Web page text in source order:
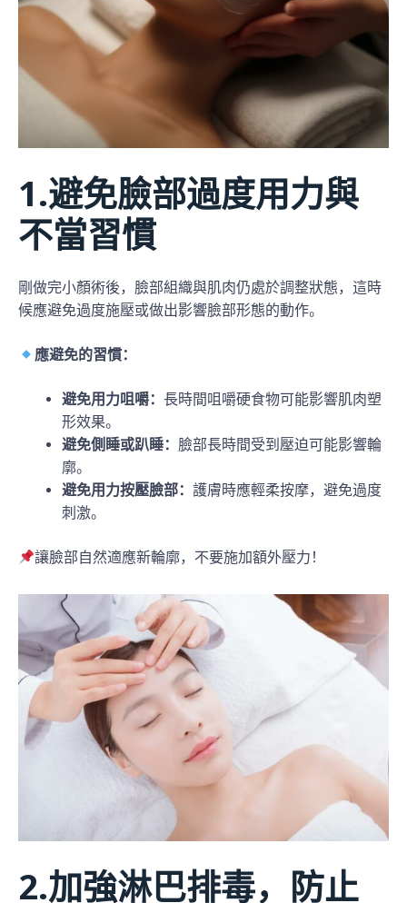
1.避免臉部過度用力與
不當習慣
剛做完小顏術後，臉部組織與肌肉仍處於調整狀態，這時
候應避免過度施壓或做出影響臉部形態的動作。
應避免的習慣：
避免用力咀嚼： 長時間咀嚼硬食物可能影響肌肉塑
形效果。
避免側睡或趴睡： 臉部長時間受到壓迫可能影響輪
廓。
避免用力按壓臉部： 護膚時應輕柔按摩，避免過度
刺激。
讓臉部自然適應新輪廓，不要施加額外壓力！
2.加強淋巴排毒，防止